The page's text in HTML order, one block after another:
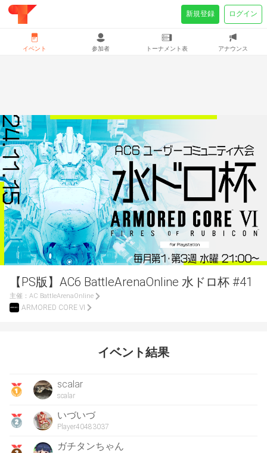
【PS版】AC6 BattleArenaOnline 水ドロ杯 #41
主催： AC BattleArenaOnline
ARMORED CORE VI
イベント結果
scalar
scalar
いづいづ
Player40483037
ガチタンちゃん
イベント 参加者 トーナメント表 アナウンス
新規登録 ログイン